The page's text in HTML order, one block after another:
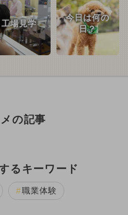
工場見学
今日は何の
日？
の記事
るキーワード
職業体験